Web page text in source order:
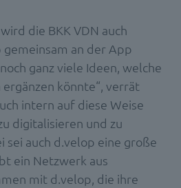
die BKK VDN auch
an der App
ganz viele Ideen, welche
könnte“, verrät
intern auf diese Weise
digitalisieren und zu
sei auch d.velop eine große
ein Netzwerk aus
mit d.velop, die ihre